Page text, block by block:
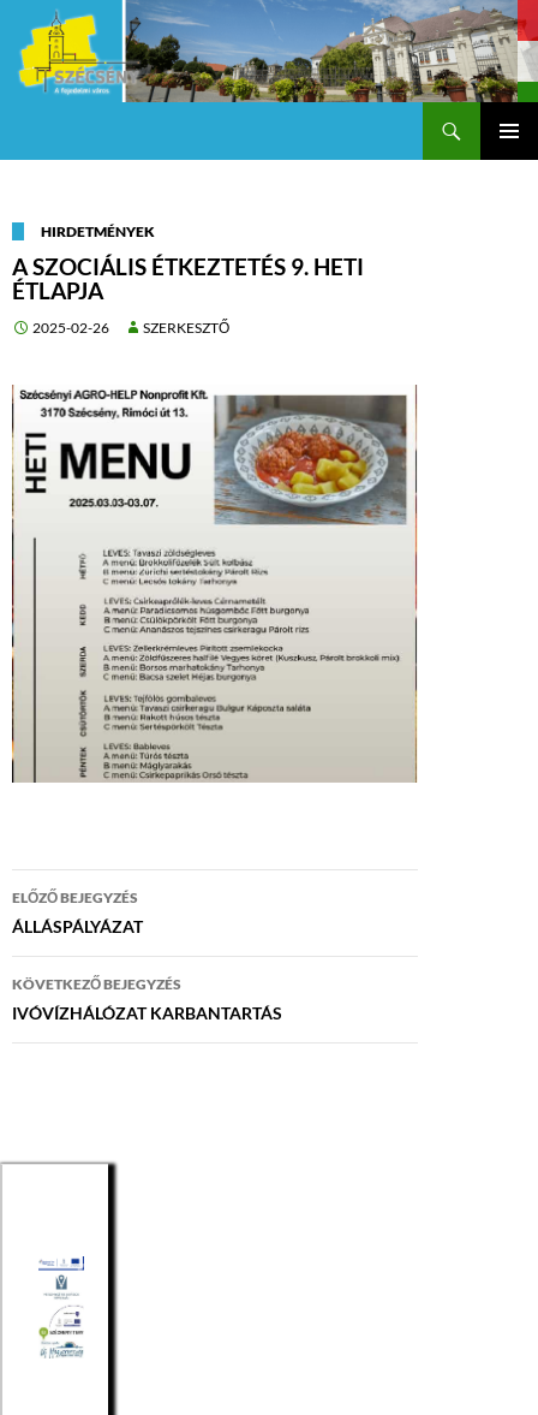
HIRDETMÉNYEK
A SZOCIÁLIS ÉTKEZTETÉS 9. HETI
ÉTLAPJA
2025-02-26 SZERKESZTŐ
Bejegyzés
navigáció
ELŐZŐ BEJEGYZÉS
ÁLLÁSPÁLYÁZAT
KÖVETKEZŐ BEJEGYZÉS
IVÓVÍZHÁLÓZAT KARBANTARTÁS